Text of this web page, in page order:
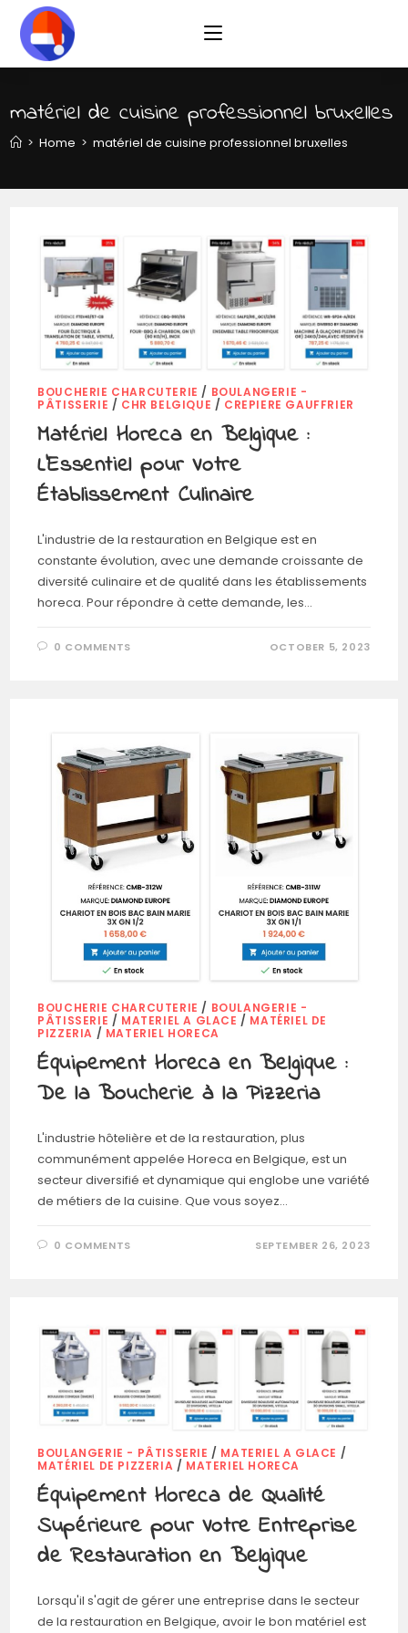
content
matériel de cuisine professionnel bruxelles
> Home > matériel de cuisine professionnel bruxelles
BOUCHERIE CHARCUTERIE / BOULANGERIE -
PÂTISSERIE / CHR BELGIQUE / CREPIERE GAUFFRIER
Matériel Horeca en Belgique :
L’Essentiel pour Votre
Établissement Culinaire
L'industrie de la restauration en Belgique est en
constante évolution, avec une demande croissante de
diversité culinaire et de qualité dans les établissements
horeca. Pour répondre à cette demande, les…
0 COMMENTS OCTOBER 5, 2023
BOUCHERIE CHARCUTERIE / BOULANGERIE -
PÂTISSERIE / MATERIEL A GLACE / MATÉRIEL DE
PIZZERIA / MATERIEL HORECA
Équipement Horeca en Belgique :
De la Boucherie à la Pizzeria
L'industrie hôtelière et de la restauration, plus
communément appelée Horeca en Belgique, est un
secteur diversifié et dynamique qui englobe une variété
de métiers de la cuisine. Que vous soyez…
0 COMMENTS SEPTEMBER 26, 2023
BOULANGERIE - PÂTISSERIE / MATERIEL A GLACE /
MATÉRIEL DE PIZZERIA / MATERIEL HORECA
Équipement Horeca de Qualité
Supérieure pour Votre Entreprise
de Restauration en Belgique
Lorsqu'il s'agit de gérer une entreprise dans le secteur
de la restauration en Belgique, avoir le bon matériel est